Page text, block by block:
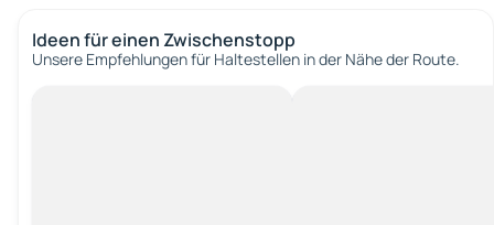
Ideen für einen Zwischenstopp
Unsere Empfehlungen für Haltestellen in der Nähe der Route.